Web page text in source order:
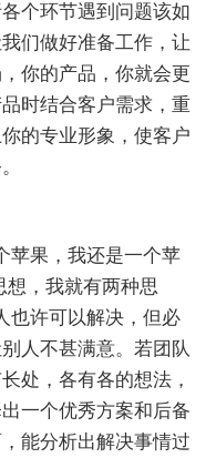
个环节遇到问题该如
们做好准备工作，让
你的产品，你就会更
时结合客户需求，重
的专业形象，使客户
苹果，我还是一个苹
想，我就有两种思
也许可以解决，但必
人不甚满意。若团队
处，各有各的想法，
一个优秀方案和后备
能分析出解决事情过